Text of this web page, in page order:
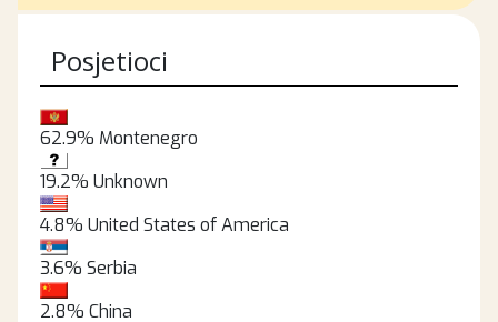
Posjetioci
62.9% Montenegro
19.2% Unknown
4.8% United States of America
3.6% Serbia
2.8% China